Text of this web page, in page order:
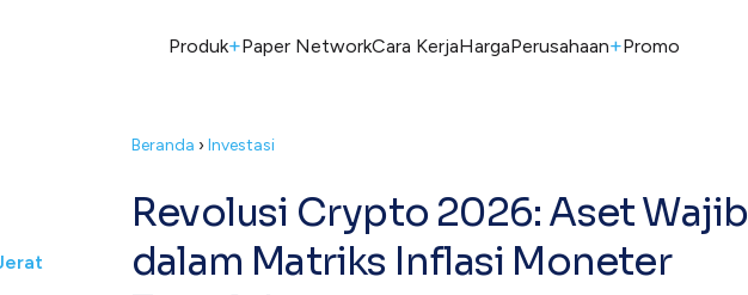
Produk+Paper NetworkCara KerjaHargaPerusahaan+Promo
Beranda › Investasi
Revolusi Crypto 2026: Aset Wajib
dalam Matriks Inflasi Moneter